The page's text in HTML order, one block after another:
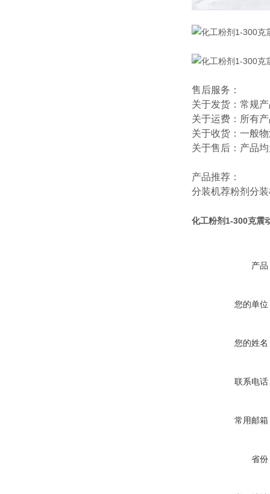
售后服务：
关于发货：常规
关于运费：所有
关于收货：一般
关于售后：产品
产品推荐：
分装机荐粉剂分
化工粉剂1-300克震
产品
您的单位
您的姓名
联系电话
常用邮箱
省份